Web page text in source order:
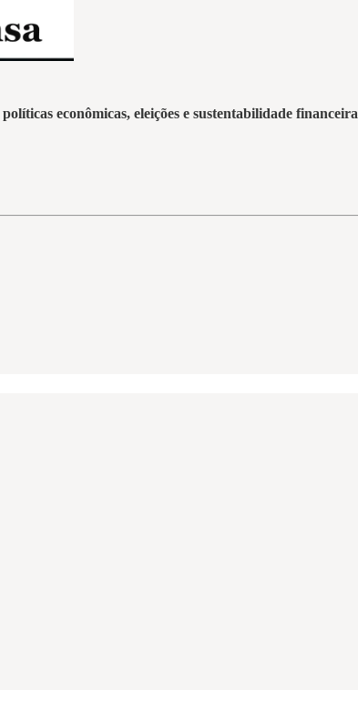
políticas econômicas, eleições e sustentabilidade financeira